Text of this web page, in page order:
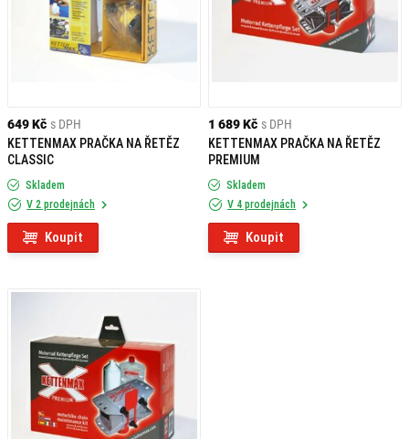
649 Kč s DPH
KETTENMAX PRAČKA NA ŘETĚZ
CLASSIC
Skladem
V 2 prodejnách
Koupit
1 689 Kč s DPH
KETTENMAX PRAČKA NA ŘETĚZ
PREMIUM
Skladem
V 4 prodejnách
Koupit